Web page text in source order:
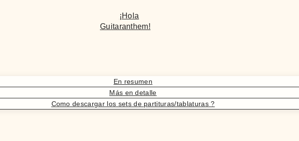
¡Hola
Guitaranthem!
En resumen
Más en detalle
Como descargar los sets de partituras/tablaturas ?